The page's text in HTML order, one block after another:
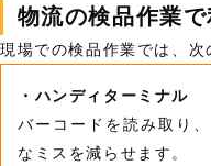
物流の検品作業
現場での検品作業では、次
・ハンディターミナル
バーコードを読み取り
なミスを減らせます。